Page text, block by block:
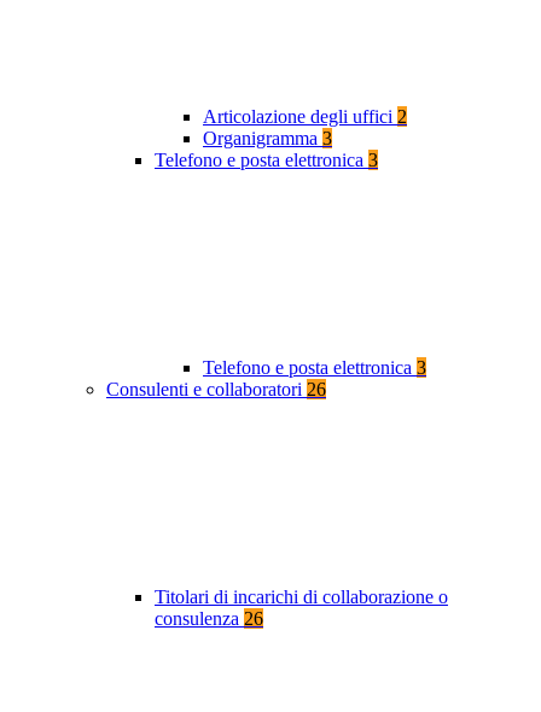
Articolazione degli uffici 2
Organigramma 3
Telefono e posta elettronica 3
Telefono e posta elettronica 3
Consulenti e collaboratori 26
Titolari di incarichi di collaborazione o
consulenza 26